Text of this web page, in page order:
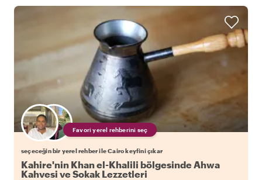
Favori yerel rehberini seç
seçeceğin bir yerel rehber ile Cairo keyfini çıkar
Kahire'nin Khan el-Khalili bölgesinde Ahwa
Kahvesi ve Sokak Lezzetleri